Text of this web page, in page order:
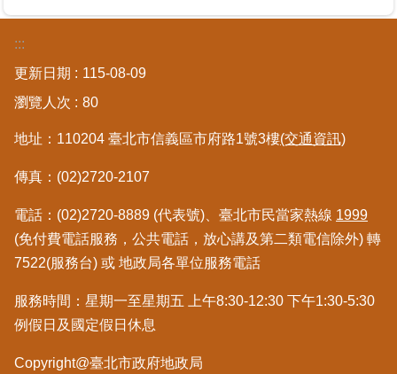
資
訊
熱
關
字
都
更/
政
資
訊
平
:::
更新日期
115-08-09
瀏覽人次
80
地址：110204 臺北市信義區市府路1號3樓(交通資訊)
傳真：(02)2720-2107
電話：(02)2720-8889 (代表號)、臺北市民當家熱線 1999
(免付費電話服務，公共電話，放心講及第二類電信除外) 轉
7522(服務台) 或 地政局各單位服務電話
服務時間：星期一至星期五 上午8:30-12:30 下午1:30-5:30
例假日及國定假日休息
Copyright@臺北市政府地政局